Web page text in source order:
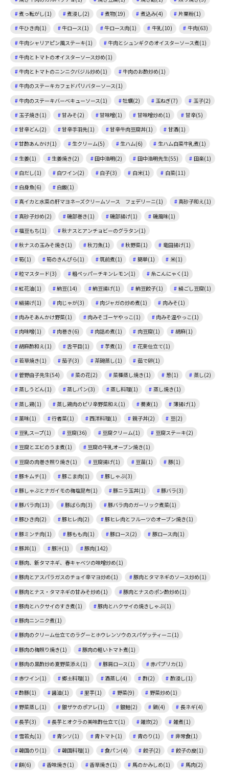
煮っ転がし(1)
煮浸し(2) 煮物(19) 煮込み(4)
片栗粉(1)
牛ひき肉(1)
牛ロース(1) 牛ロース肉(1) 牛乳(10)
牛肉(63)
牛肉シャリアピン風ステーキ(1)
牛肉とシュンギクのオイスターソース煮(1)
牛肉とトマトのオイスターソース炒め(1)
牛肉とトマトのニンニクバジル炒め(1)
牛肉のお酢炒め(1)
牛肉のステーキカフェドパリバターソース(1)
牛肉のステーキバーベキューソース(1)
牡蠣(2) 玉ねぎ(7)
玉子(2)
玉子焼き(1)
甘みそ(2) 甘味噌(1) 甘味噌炒め(1)
甘辛(5)
甘辛どん(2)
甘辛手羽先(1) 甘辛牛肉豆腐丼(1)
甘酒(1)
甘酢あんかけ(1)
生クリーム(5) 生ハム(6)
生ハム白菜牛乳煮(1)
生姜(1)
生姜焼き(2) 田中浩明(2) 田中浩明先生(55)
田楽(1)
白だし(1)
白ワイン(2) 白子(3) 白米(1)
白菜(11)
白身魚(6)
白飯(1)
真イカと水菜の肝マヨネーズクリームソース フェデリーニ(1)
真砂子和え(1)
真砂子炒め(2)
磯部巻き(1) 磯部揚げ(1)
磯風味(1)
福豆もち(1)
秋ナスとアンチョビーのグラタン(1)
秋ナスの玉みそ焼き(1)
秋刀魚(1) 秋野菜(1)
竜田揚げ(1)
筍(1)
筍のきんぴら(1) 筑前煮(1) 簡単(1)
米(1)
粒マスタード(3)
粗ペッパーチキンレモン(1)
糸こんにゃく(1)
紅花油(1)
納豆(14) 納豆揚げ(1) 納豆餃子(1)
絹ごし豆腐(1)
絹揚げ(1)
肉じゃが(3) 肉ジャガの炒め煮(1)
肉みそ(1)
肉みそあんかけ野菜(1)
肉みそゴーヤやっこ(1)
肉みそ温やっこ(1)
肉味噌(1)
肉巻き(6) 肉詰め煮(1) 肉豆腐(1)
胡麻(1)
胡麻酢和え(1)
舌平目(1) 芋煮(1)
花束仕立て(1)
若草焼き(1)
茄子(3) 茶碗蒸し(1)
茹で卵(1)
菅野由子先生(54)
菜の花(2) 菜種蒸し焼き(1) 葱(1)
蒸し(2)
蒸しうどん(1)
蒸しパン(3) 蒸し料理(1)
蒸し焼き(1)
蒸し鶏(1)
蒸し鶏肉のピリ辛野菜和え(1) 蕎麦(1)
薄揚げ(1)
薬味(1)
行者菜(1) 西洋料理(1) 親子丼(2)
豆(2)
豆乳スープ(1)
豆腐(36) 豆腐クリーム(1)
豆腐ステーキ(2)
豆腐とエビのうま煮(1)
豆腐の牛乳オーブン焼き(1)
豆腐の肉巻き照り焼き(1)
豆腐揚げ(1) 豆苗(1)
豚(1)
豚キムチ(1)
豚こま肉(1)
豚しゃぶ(3)
豚しゃぶとナガイモの梅塩昆布(1)
豚ニラ玉丼(1)
豚バラ(3)
豚バラ肉(13)
豚ばら肉(3)
豚バラ肉のガーリック煮菜(1)
豚ひき肉(2)
豚ヒレ肉(2)
豚ヒレ肉とフルーツのオーブン焼き(1)
豚ミンチ肉(1)
豚もも肉(1) 豚ロース(2)
豚ロース肉(1)
豚丼(1)
豚汁(1)
豚肉(142)
豚肉、新タマネギ、春キャベツの味噌炒め(1)
豚肉とアスパラガスのチョイ辛マヨ炒め(1)
豚肉とタマネギのソース炒め(1)
豚肉とナス・タマネギの甘みそ炒め(1)
豚肉とナスのポン酢炒め(1)
豚肉とハクサイのすき煮(1)
豚肉とハクサイの焼きしゃぶ(1)
豚肉ニンニク煮(1)
豚肉のクリーム仕立てのラグーとホウレンソウのスパゲッティーニ(1)
豚肉の梅照り焼き(1)
豚肉の軽いトマト煮(1)
豚肉の黒酢炒め夏野菜添え(1)
豚肩ロース(1)
赤パプリカ(1)
赤ワイン(1)
郷土料理(1) 酒蒸し(4) 酢(2)
酢浸し(1)
酢豚(1)
醤油(1) 里芋(1) 野菜(9)
野菜炒め(1)
野菜蒸し(1)
銀ザケのポアレ(1) 銀鮭(2) 鍋(4)
長ネギ(4)
長芋(3)
長芋とオクラの美味酢仕立て(1) 雑炊(2)
雑煮(1)
雪若丸(1)
青シソ(1) 青トマト(1) 青のり(1)
非常食(1)
韓国のり(1)
韓国料理(1) 食パン(4) 餃子(2)
餃子の皮(1)
餅(6)
香味焼き(1) 香草焼き(1) 馬のかみしめ(1)
馬肉(2)